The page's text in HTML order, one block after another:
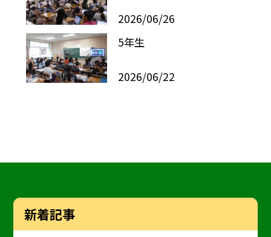
2026/06/26
5年生
2026/06/22
新着記事